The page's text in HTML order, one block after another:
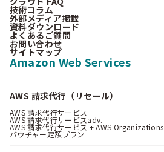
技術コラム
外部メディア掲載
資料ダウンロード
よくあるご質問
お問い合わせ
サイトマップ
Amazon Web Services
AWS 請求代行（リセール）
AWS 請求代行サービス
AWS 請求代行サービスadv.
AWS 請求代行サービス + AWS Organizations
バウチャー定額プラン